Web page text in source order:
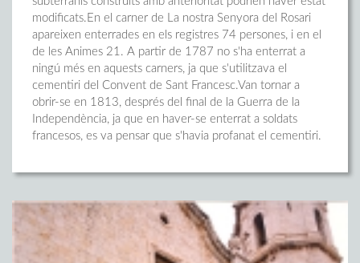
modificats.En el carner de La nostra Senyora del Rosari
apareixen enterrades en els registres 74 persones, i en el
de les Animes 21. A partir de 1787 no s'ha enterrat a
ningú més en aquests carners, ja que s'utilitzava el
cementiri del Convent de Sant Francesc.Van tornar a
obrir-se en 1813, després del final de la Guerra de la
Independència, ja que en haver-se enterrat a soldats
francesos, es va pensar que s'havia profanat el cementiri.